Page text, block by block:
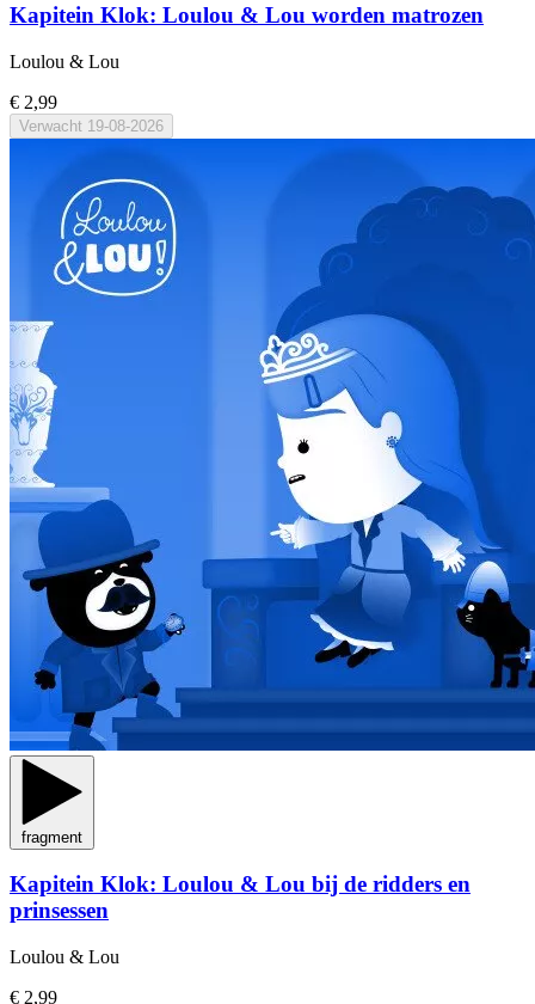
Kapitein Klok: Loulou & Lou worden matrozen
Loulou & Lou
€ 2,99
Verwacht 19-08-2026
fragment
Kapitein Klok: Loulou & Lou bij de ridders en
prinsessen
Loulou & Lou
€ 2,99